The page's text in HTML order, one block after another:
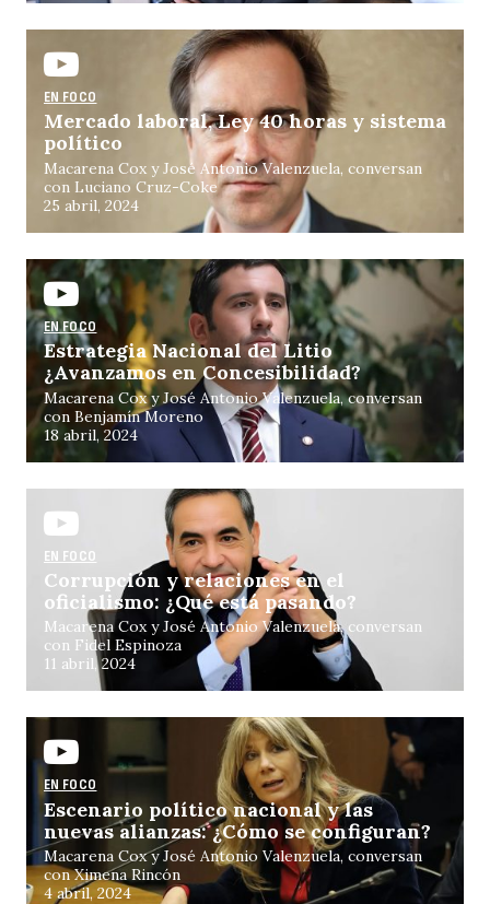
EN FOCO
Mercado laboral, Ley 40 horas y sistema
político
Macarena Cox y José Antonio Valenzuela, conversan
con Luciano Cruz-Coke
25 abril, 2024
EN FOCO
Estrategia Nacional del Litio
¿Avanzamos en Concesibilidad?
Macarena Cox y José Antonio Valenzuela, conversan
con Benjamín Moreno
18 abril, 2024
EN FOCO
Corrupción y relaciones en el
oficialismo: ¿Qué está pasando?
Macarena Cox y José Antonio Valenzuela, conversan
con Fidel Espinoza
11 abril, 2024
EN FOCO
Escenario político nacional y las
nuevas alianzas: ¿Cómo se configuran?
Macarena Cox y José Antonio Valenzuela, conversan
con Ximena Rincón
4 abril, 2024